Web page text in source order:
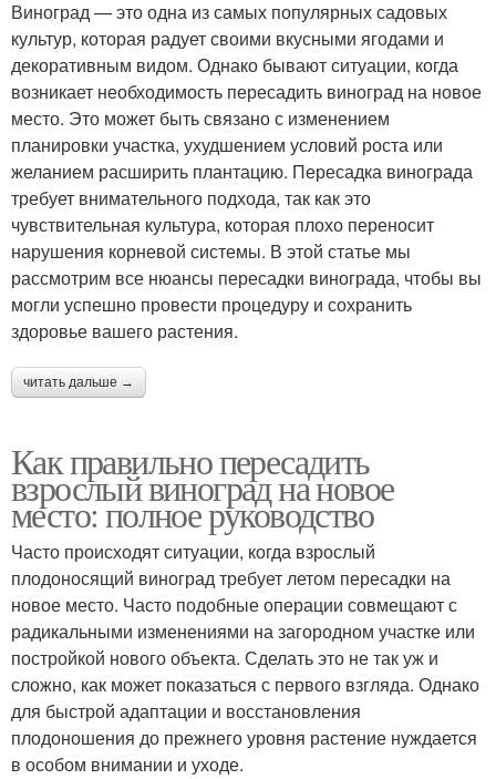
Виноград — это одна из самых популярных садовых
культур, которая радует своими вкусными ягодами и
декоративным видом. Однако бывают ситуации, когда
возникает необходимость пересадить виноград на новое
место. Это может быть связано с изменением
планировки участка, ухудшением условий роста или
желанием расширить плантацию. Пересадка винограда
требует внимательного подхода, так как это
чувствительная культура, которая плохо переносит
нарушения корневой системы. В этой статье мы
рассмотрим все нюансы пересадки винограда, чтобы вы
могли успешно провести процедуру и сохранить
здоровье вашего растения.
читать дальше →
Как правильно пересадить
взрослый виноград на новое
место: полное руководство
Часто происходят ситуации, когда взрослый
плодоносящий виноград требует летом пересадки на
новое место. Часто подобные операции совмещают с
радикальными изменениями на загородном участке или
постройкой нового объекта. Сделать это не так уж и
сложно, как может показаться с первого взгляда. Однако
для быстрой адаптации и восстановления
плодоношения до прежнего уровня растение нуждается
в особом внимании и уходе.